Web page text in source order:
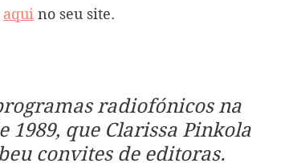
aqui no seu site.
radiofónicos na
1989, que Clarissa Pinkola
convites de editoras.